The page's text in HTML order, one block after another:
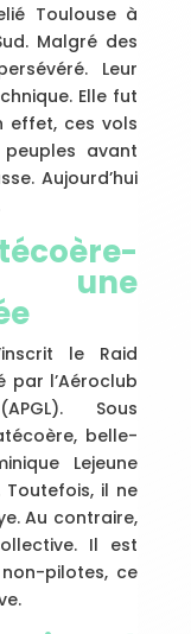
Toulouse à
Malgré des
Leur
Elle fut
effet, ces vols
avant
Aujourd’hui
: une
le Raid
par l’Aéroclub
Sous
belle-
Lejeune
il ne
Au contraire,
Il est
pilotes, ce